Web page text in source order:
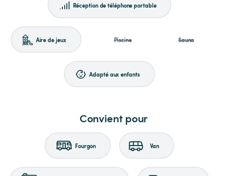
Réception de téléphone portable
Aire de jeux Piscine Sauna
Adapté aux enfants
Convient pour
Fourgon Van